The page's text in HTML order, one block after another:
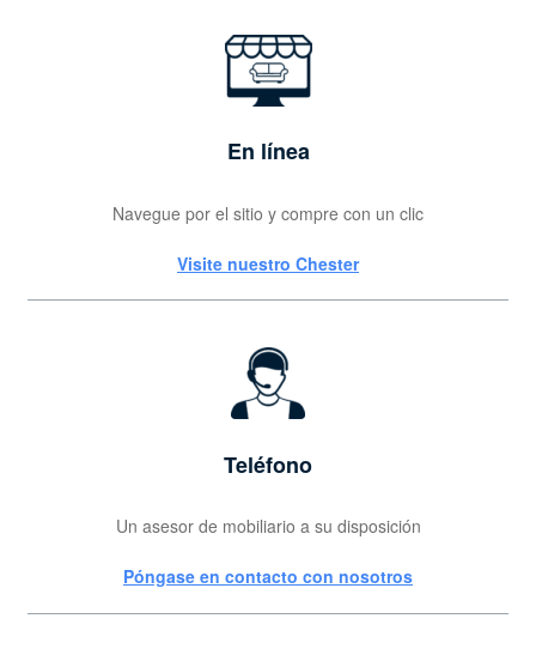
En línea
Navegue por el sitio y compre con un clic
Visite nuestro Chester
Teléfono
Un asesor de mobiliario a su disposición
Póngase en contacto con nosotros